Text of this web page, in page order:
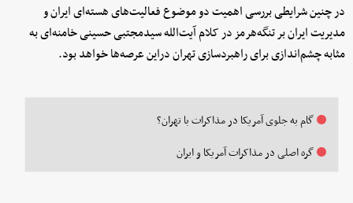
در چنین شرایطی بررسی اهمیت دو موضوع فعالیت‌های هسته‌ای ایران و
مدیریت ایران بر تنگه‌هرمز در کلام آیت‌الله سیدمجتبی حسینی خامنه‌ای به
مثابه چشم‌اندازی برای راهبردسازی تهران دراین عرصه‌ها خواهد بود.
گام به جلوی آمریکا در مذاکرات با تهران؟
گره اصلی در مذاکرات آمریکا و ایران